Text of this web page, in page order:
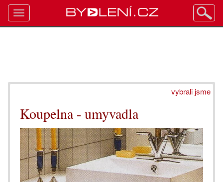
vybrali jsme
Koupelna - umyvadla
Toggle
navigation